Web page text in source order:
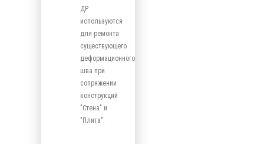
ДР
используются
для ремонта
существующего
деформационного
шва при
сопряжении
конструкций
"Стена" и
"Плита".